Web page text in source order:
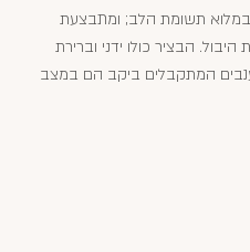
ובמלוא תשומת הלב; ומתבצעת
הבציר כולו ידני וברירת
המתקבלים ביקב הם במצב